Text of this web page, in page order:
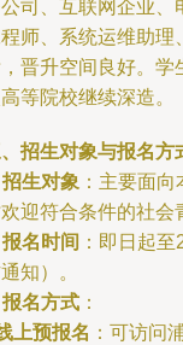
司、互联网企业、
师、系统运维助理
晋升空间良好。学
等院校继续深造。
招生对象与报名方
招生对象 ：主要面
迎符合条件的社会
报名时间 ：即日起
知）。
报名方式 ：
上预报名 ：可访问